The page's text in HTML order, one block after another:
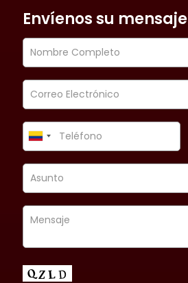
Envíenos su mensaje